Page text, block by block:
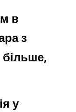
в
з
більше,
у